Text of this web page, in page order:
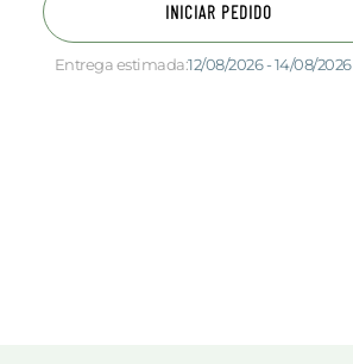
INICIAR PEDIDO
Entrega estimada:12/08/2026 - 14/08/2026